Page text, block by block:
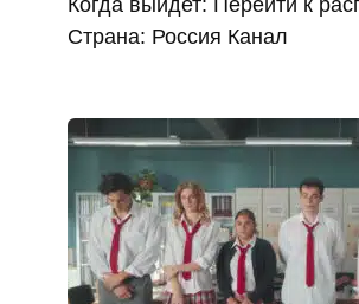
Когда выйдет: Перейти к
Страна: Россия Канал